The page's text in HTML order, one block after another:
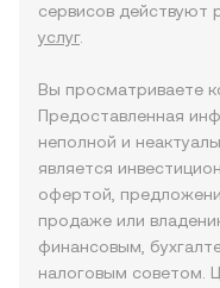
сервисов действуют
услуг.
Вы просматриваете
Предоставленная
неполной и
является
офертой,
продаже или
финансовым,
налоговым советом.